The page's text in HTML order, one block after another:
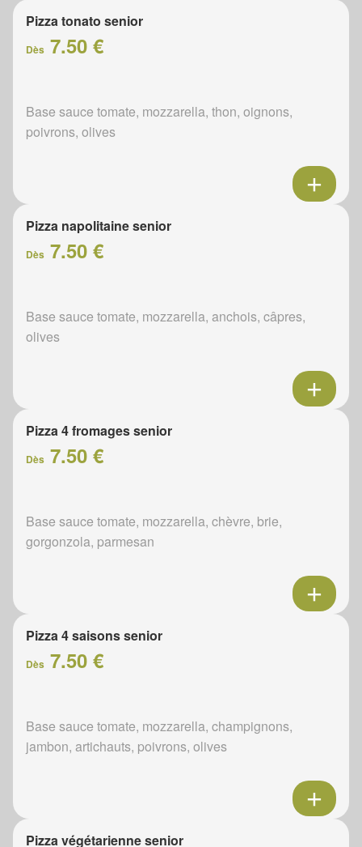
Pizza tonato senior
Dès 7.50 €
Base sauce tomate, mozzarella, thon, oignons,
poivrons, olives
Pizza napolitaine senior
Dès 7.50 €
Base sauce tomate, mozzarella, anchois, câpres,
olives
Pizza 4 fromages senior
Dès 7.50 €
Base sauce tomate, mozzarella, chèvre, brie,
gorgonzola, parmesan
Pizza 4 saisons senior
Dès 7.50 €
Base sauce tomate, mozzarella, champignons,
jambon, artichauts, poivrons, olives
Pizza végétarienne senior